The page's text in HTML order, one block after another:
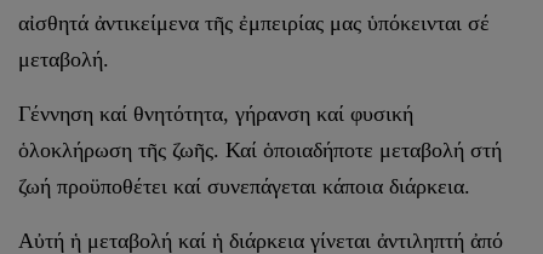
αἰσθητά ἀντικείμενα τῆς ἐμπειρίας μας ὑπόκεινται σέ
μεταβολή.
Γέννηση καί θνητότητα, γήρανση καί φυσική
ὁλοκλήρωση τῆς ζωῆς. Καί ὁποιαδήποτε μεταβολή στή
ζωή προϋποθέτει καί συνεπάγεται κάποια διάρκεια.
Αὐτή ἡ μεταβολή καί ἡ διάρκεια γίνεται ἀντιληπτή ἀπό